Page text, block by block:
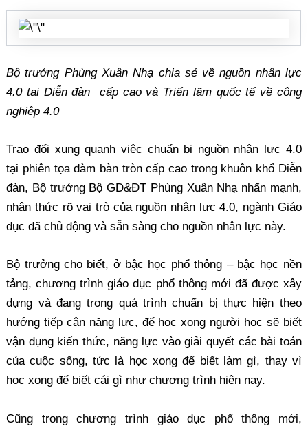
Bộ trưởng Phùng Xuân Nhạ chia sẻ về nguồn nhân lực
4.0 tại Diễn đàn cấp cao và Triển lãm quốc tế về công
nghiệp 4.0
Trao đổi xung quanh việc chuẩn bị nguồn nhân lực 4.0
tại phiên tọa đàm bàn tròn cấp cao trong khuôn khổ Diễn
đàn, Bộ trưởng Bộ GD&ĐT Phùng Xuân Nhạ nhấn mạnh,
nhận thức rõ vai trò của nguồn nhân lực 4.0, ngành Giáo
dục đã chủ động và sẵn sàng cho nguồn nhân lực này.
Bộ trưởng cho biết, ở bậc học phổ thông – bậc học nền
tảng, chương trình giáo dục phổ thông mới đã được xây
dựng và đang trong quá trình chuẩn bị thực hiện theo
hướng tiếp cận năng lực, để học xong người học sẽ biết
vận dụng kiến thức, năng lực vào giải quyết các bài toán
của cuộc sống, tức là học xong để biết làm gì, thay vì
học xong để biết cái gì như chương trình hiện nay.
Cũng trong chương trình giáo dục phổ thông mới,